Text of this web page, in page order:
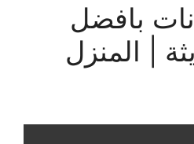
بافضل
| المنزل